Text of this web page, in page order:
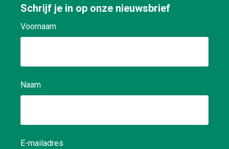
Schrijf je in op onze nieuwsbrief
Voornaam
Naam
E-mailadres